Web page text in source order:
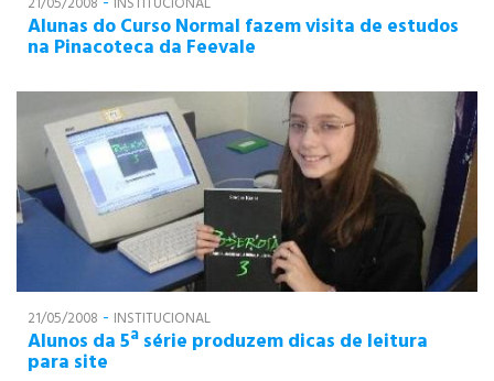
Alunas do Curso Normal fazem visita de estudos
na Pinacoteca da Feevale
21/05/2008 - INSTITUCIONAL
Alunos da 5ª série produzem dicas de leitura
para site